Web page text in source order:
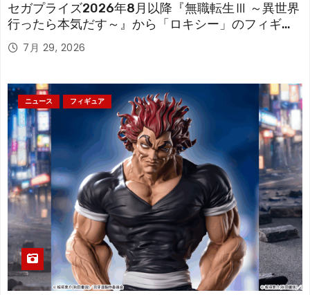
セガプライズ2026年8月以降『無職転生Ⅲ ～異世界
行ったら本気だす～』から「ロキシー」のフィギュ
アが登場！
7月 29, 2026
ニュース フィギュア